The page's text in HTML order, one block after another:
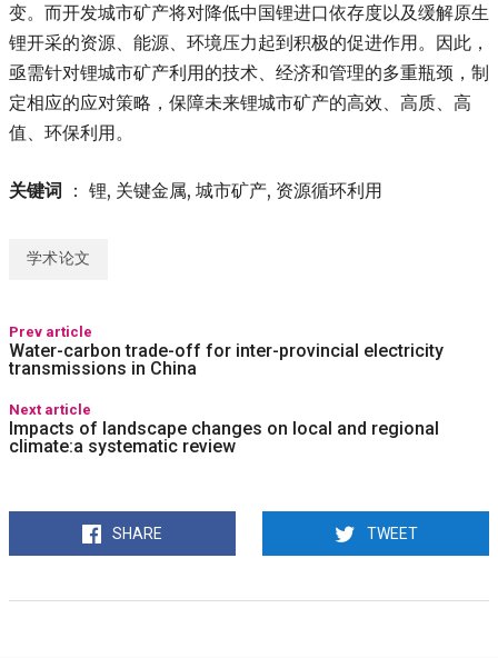
变。而开发城市矿产将对降低中国锂进口依存度以及缓解原生
锂开采的资源、能源、环境压力起到积极的促进作用。因此，
亟需针对锂城市矿产利用的技术、经济和管理的多重瓶颈，制
定相应的应对策略，保障未来锂城市矿产的高效、高质、高
值、环保利用。
关键词 ： 锂, 关键金属, 城市矿产, 资源循环利用
学术论文
Prev article
Water-carbon trade-off for inter-provincial electricity
transmissions in China
Next article
Impacts of landscape changes on local and regional
climate:a systematic review
SHARE TWEET